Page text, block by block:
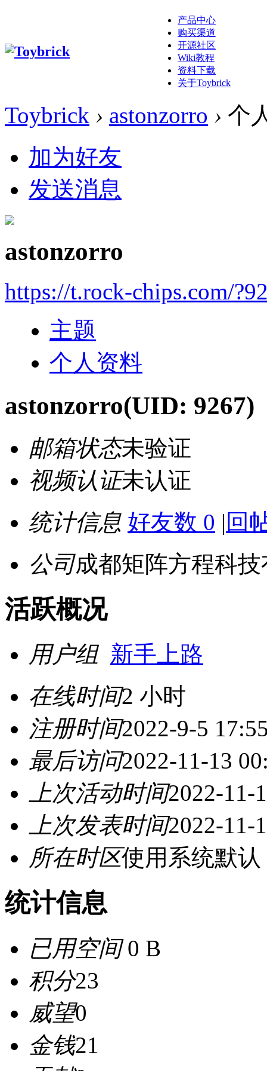
产品中心
购买渠道
开源社区
Wiki教程
资料下载
关于Toybrick
Toybrick › astonzorro › 个
加为好友
发送消息
astonzorro
https://t.rock-chips.com/
主题
个人资料
astonzorro(UID: 9267)
邮箱状态未验证
视频认证未认证
统计信息 好友数 0 | 回
公司成都矩阵方程科
活跃概况
用户组 新手上路
在线时间2 小时
注册时间2022-9-5
最后访问2022-11-13
上次活动时间2022-11-
上次发表时间2022-11-
所在时区使用系统默认
统计信息
已用空间0 B
积分23
威望0
金钱21